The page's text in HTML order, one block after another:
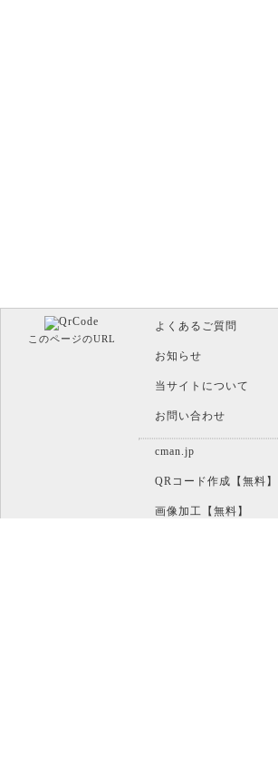
このページのURL
よくあるご質問
お知らせ
当サイトについて
お問い合わせ
cman.jp
QRコード作成【無料】
画像加工【無料】